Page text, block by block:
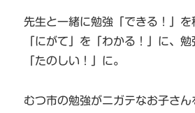
先生と一緒に勉強「できる！」を
「にがて」を「わかる！」に、
「たのしい！」に。
むつ市の勉強がニガテなお子さ